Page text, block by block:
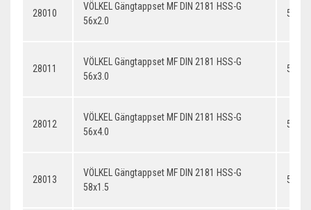
28010
VÖLKEL Gängtappset MF DIN 2181 HSS-G
56x2.0
28011
VÖLKEL Gängtappset MF DIN 2181 HSS-G
56x3.0
28012
VÖLKEL Gängtappset MF DIN 2181 HSS-G
56x4.0
28013
VÖLKEL Gängtappset MF DIN 2181 HSS-G
58x1.5